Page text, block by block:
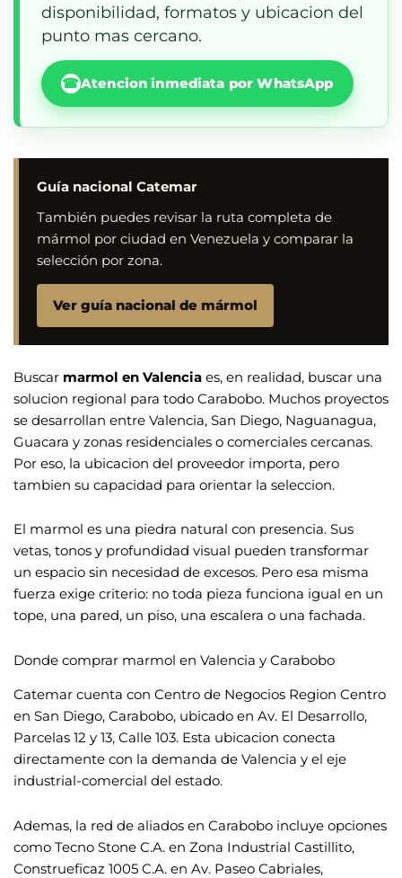
disponibilidad, formatos y ubicacion del
punto mas cercano.
☎Atencion inmediata por WhatsApp
Guía nacional Catemar
También puedes revisar la ruta completa de
mármol por ciudad en Venezuela y comparar la
selección por zona.
Ver guía nacional de mármol
Buscar marmol en Valencia es, en realidad, buscar una
solucion regional para todo Carabobo. Muchos proyectos
se desarrollan entre Valencia, San Diego, Naguanagua,
Guacara y zonas residenciales o comerciales cercanas.
Por eso, la ubicacion del proveedor importa, pero
tambien su capacidad para orientar la seleccion.
El marmol es una piedra natural con presencia. Sus
vetas, tonos y profundidad visual pueden transformar
un espacio sin necesidad de excesos. Pero esa misma
fuerza exige criterio: no toda pieza funciona igual en un
tope, una pared, un piso, una escalera o una fachada.
Donde comprar marmol en Valencia y Carabobo
Catemar cuenta con Centro de Negocios Region Centro
en San Diego, Carabobo, ubicado en Av. El Desarrollo,
Parcelas 12 y 13, Calle 103. Esta ubicacion conecta
directamente con la demanda de Valencia y el eje
industrial-comercial del estado.
Ademas, la red de aliados en Carabobo incluye opciones
como Tecno Stone C.A. en Zona Industrial Castillito,
Construeficaz 1005 C.A. en Av. Paseo Cabriales,